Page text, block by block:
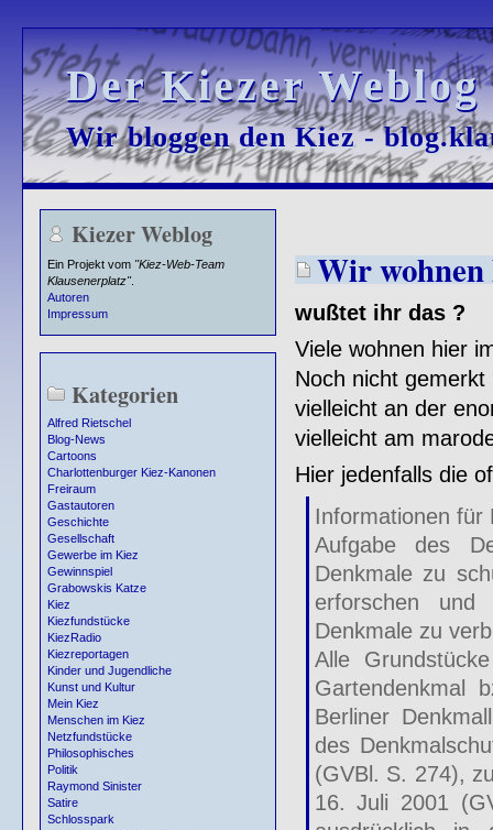
Der Kiezer
Der Kiezer
Wir bloggen den Kiez -
Wir bloggen den Kiez -
Kiezer Weblog
Ein Projekt vom "Kiez-Web-Team
Klausenerplatz".
Autoren
Impressum
Kategorien
Alfred Rietschel
Blog-News
Cartoons
Charlottenburger Kiez-Kanonen
Freiraum
Gastautoren
Geschichte
Gesellschaft
Gewerbe im Kiez
Gewinnspiel
Grabowskis Katze
Kiez
Kiezfundstücke
KiezRadio
Kiezreportagen
Kinder und Jugendliche
Kunst und Kultur
Mein Kiez
Menschen im Kiez
Netzfundstücke
Philosophisches
Politik
Raymond Sinister
Satire
Schlosspark
Wir
wußtet ihr das ?
Viele wohnen hier
Noch nicht gemerkt
vielleicht an der
vielleicht am
Hier jedenfalls die
Informationen für
Aufgabe des
Denkmale zu
erforschen
Denkmale zu
Alle
Gartendenkmal
Berliner
des
(GVBl. S. 274),
16. Juli 2001